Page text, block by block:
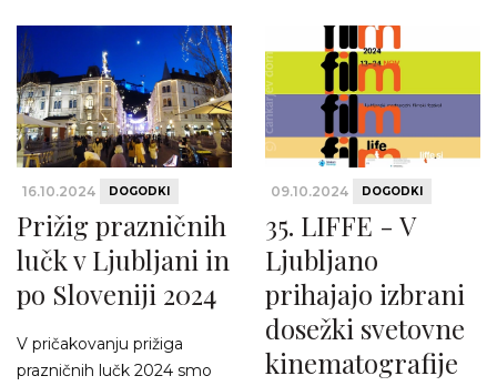
16.10.2024 DOGODKI
Prižig prazničnih
lučk v Ljubljani in
po Sloveniji 2024
V pričakovanju prižiga
prazničnih lučk 2024 smo
09.10.2024 DOGODKI
35. LIFFE - V
Ljubljano
prihajajo izbrani
dosežki svetovne
kinematografije